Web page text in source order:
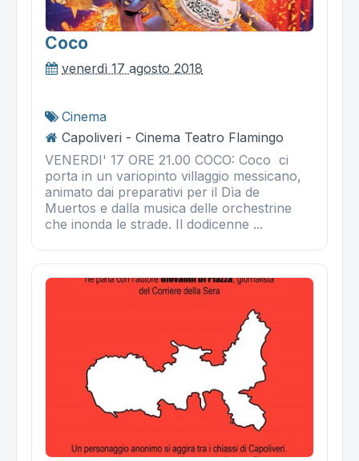
Coco
venerdì 17 agosto 2018
Cinema
Capoliveri - Cinema Teatro Flamingo
VENERDI' 17 ORE 21.00 COCO: Coco ci
porta in un variopinto villaggio messicano,
animato dai preparativi per il Dìa de
Muertos e dalla musica delle orchestrine
che inonda le strade. Il dodicenne ...